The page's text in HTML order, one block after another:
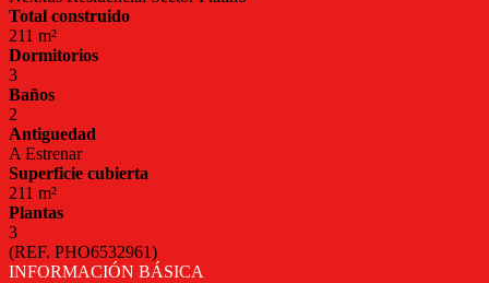
Total construido
211 m²
Dormitorios
3
Baños
2
Antiguedad
A Estrenar
Superficie cubierta
211 m²
Plantas
3
(REF. PHO6532961)
INFORMACIÓN BÁSICA